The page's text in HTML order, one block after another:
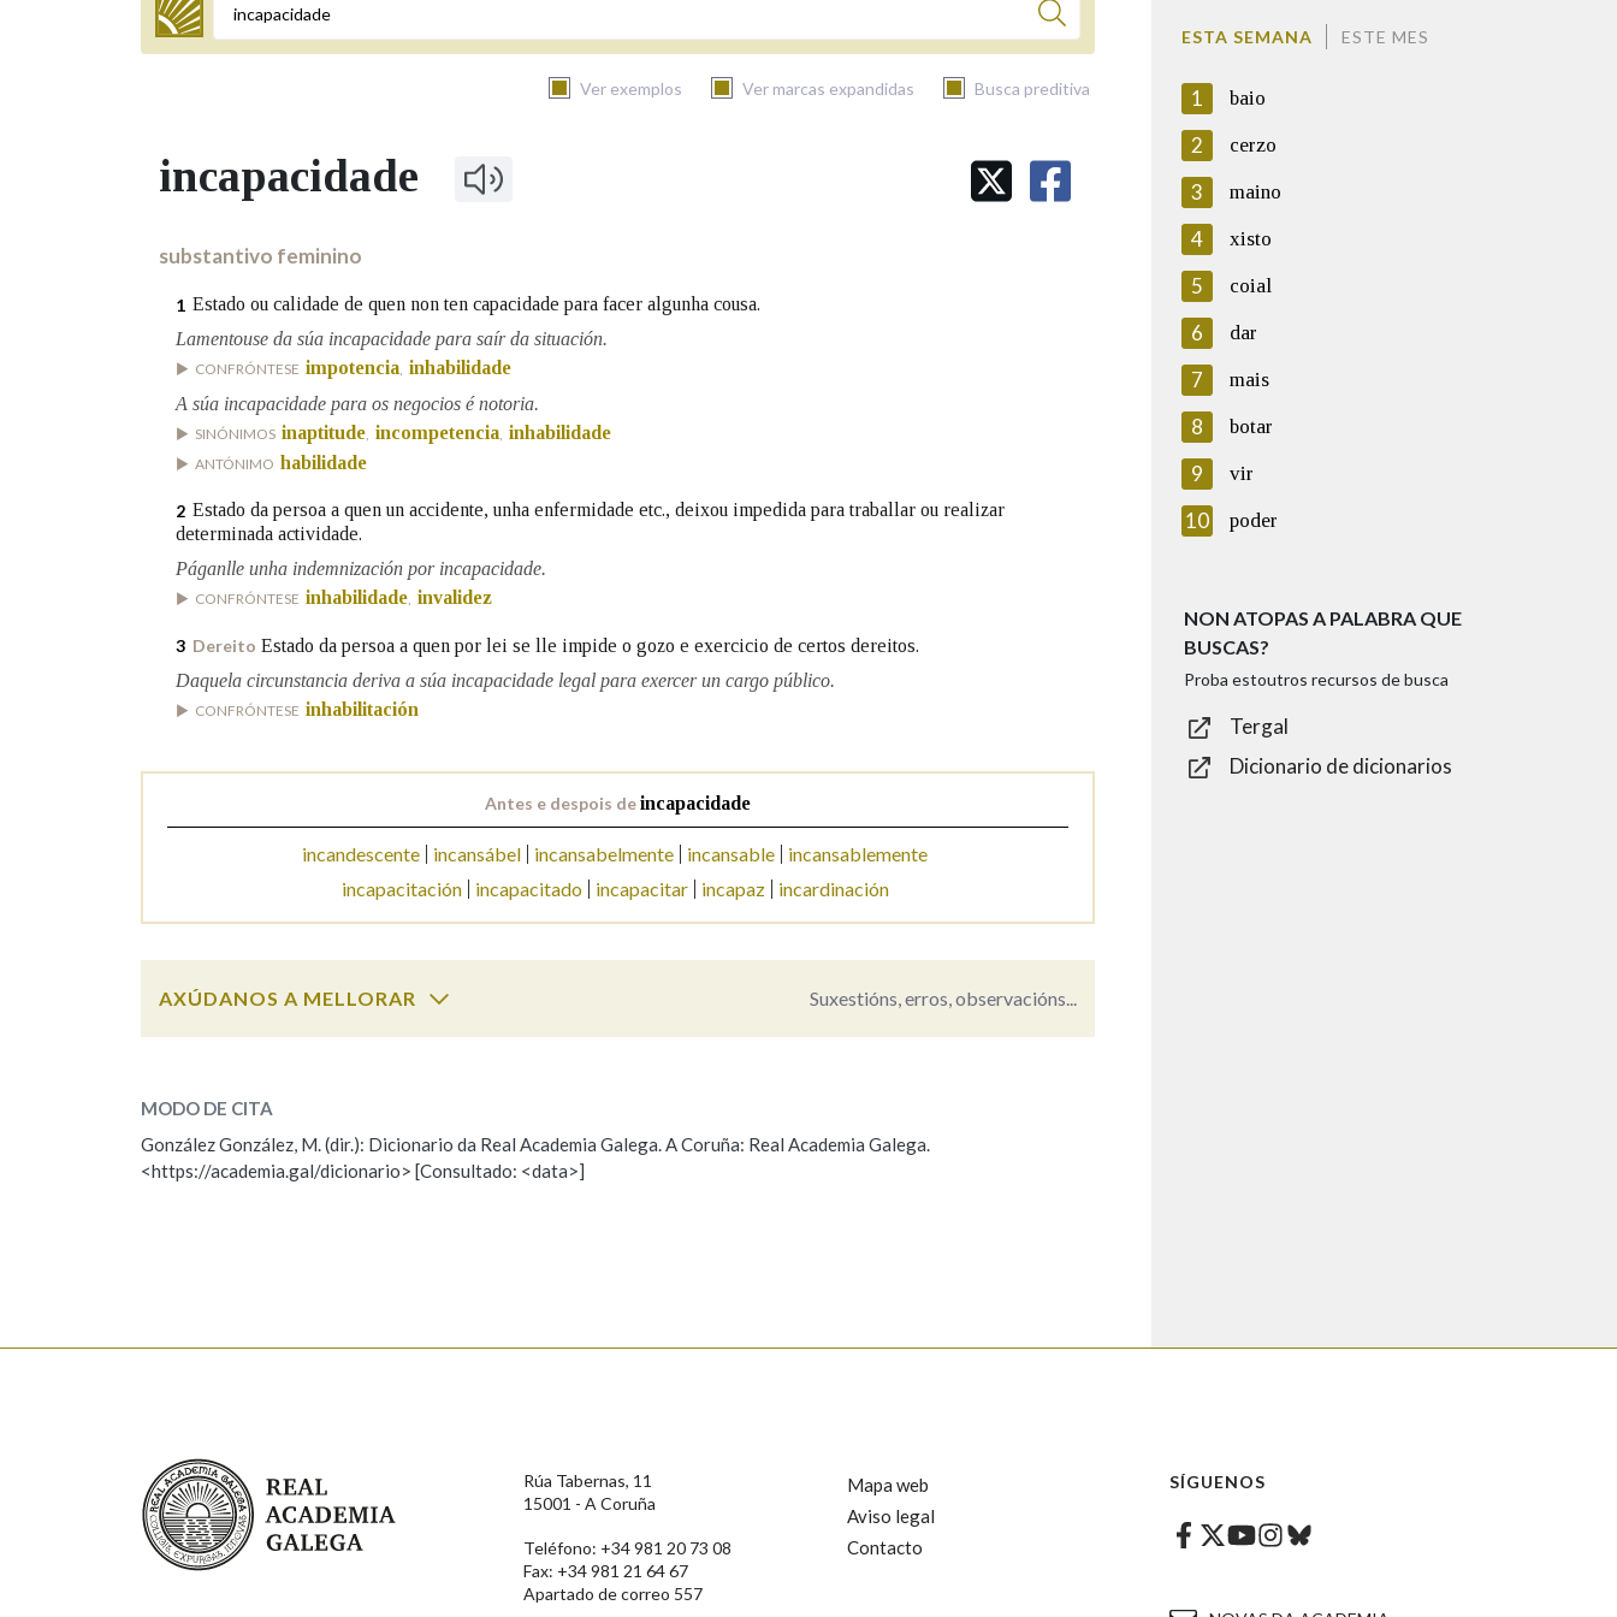
Termo a buscar
Ver exemplos Ver marcas expandidas Busca preditiva
BUSCAR NOS LEMAS
Remata por
Contén
OUTRAS OPCIÓNS DE BUSCA
Marcas gramaticais
incapacidade
substantivo feminino
1 Estado ou calidade de quen non ten capacidade para facer algunha cousa.
Lamentouse da súa incapacidade para saír da situación.
CONFRÓNTESE impotencia, inhabilidade
A súa incapacidade para os negocios é notoria.
SINÓNIMOS inaptitude, incompetencia, inhabilidade
ANTÓNIMO habilidade
2 Estado da persoa a quen un accidente, unha enfermidade etc., deixou impedida para traballar ou realizar
determinada actividade.
Páganlle unha indemnización por incapacidade.
CONFRÓNTESE inhabilidade, invalidez
3 Dereito Estado da persoa a quen por lei se lle impide o gozo e exercicio de certos dereitos.
Daquela circunstancia deriva a súa incapacidade legal para exercer un cargo público.
CONFRÓNTESE inhabilitación
Antes e despois deincapacidade
incandescente incansábel incansabelmente incansable
incansablemente
incapacitación
incapacitado incapacitar incapaz incardinación
AXÚDANOS A MELLORAR Suxestións, erros, observacións...
ESCOLLE UNHA OPCIÓN:
Observación Hai un erro na palabra Propoño mellorar a definición
Comentario
MODO DE CITA
González González, M. (dir.): Dicionario da Real Academia Galega. A Coruña: Real Academia Galega.
<https://academia.gal/dicionario> [Consultado: <data>]
ESTA SEMANA ESTE MES
1 baio
2 cerzo
3 maino
4 xisto
5 coial
6 dar
7 mais
8 botar
9 vir
10 poder
NON ATOPAS A PALABRA QUE
BUSCAS?
Proba estoutros recursos de busca
Tergal
Dicionario de dicionarios
Real Academia Galega
Rúa Tabernas, 11
15001 - A Coruña
Teléfono: +34 981 20 73 08
Fax: +34 981 21 64 67
Apartado de correo 557
Mapa web
Aviso legal
Contacto
SÍGUENOS
Facebook
Twitter
Youtube
Instagram
Bluesky